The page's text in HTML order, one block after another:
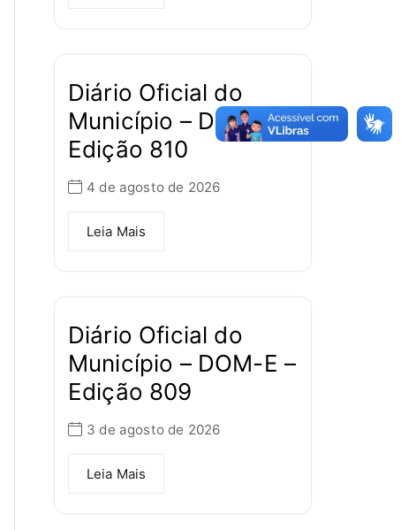
Diário Oficial do
Município – DOM-E –
Edição 810
4 de agosto de 2026
Leia Mais
Diário Oficial do
Município – DOM-E –
Edição 809
3 de agosto de 2026
Leia Mais